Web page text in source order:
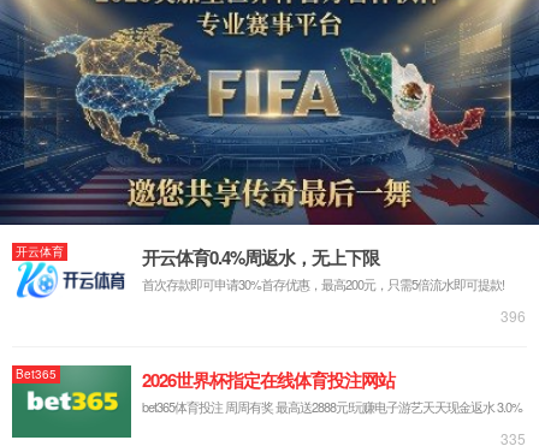
研究生导师介绍
研究生培养和学位
培养环节通知
学位管理
出国交流
答辩公示
学会优秀博士/硕士学位论文评选
校学位评定委员会公告（同步研
校级优秀博士/硕士学位论文评选
专业学位博士学位相关表格